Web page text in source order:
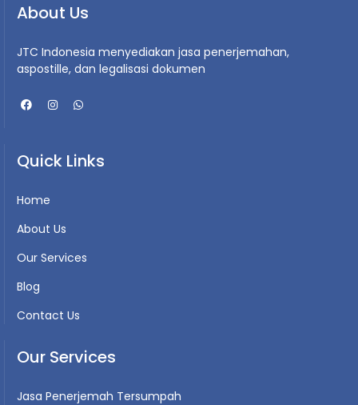
About Us
JTC Indonesia menyediakan jasa penerjemahan,
aspostille, dan legalisasi dokumen
Quick Links
Home
About Us
Our Services
Blog
Contact Us
Our Services
Jasa Penerjemah Tersumpah